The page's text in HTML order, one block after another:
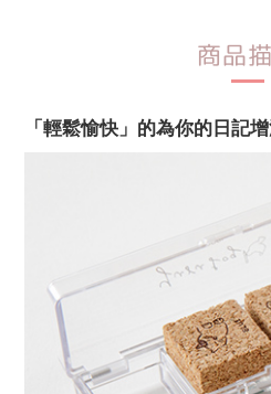
商品
「輕鬆愉快」的為你的日記